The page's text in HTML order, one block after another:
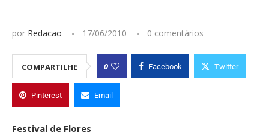
por Redacao 17/06/2010 0 comentários
COMPARTILHE 0 Facebook Twitter
Pinterest Email
Festival de Flores